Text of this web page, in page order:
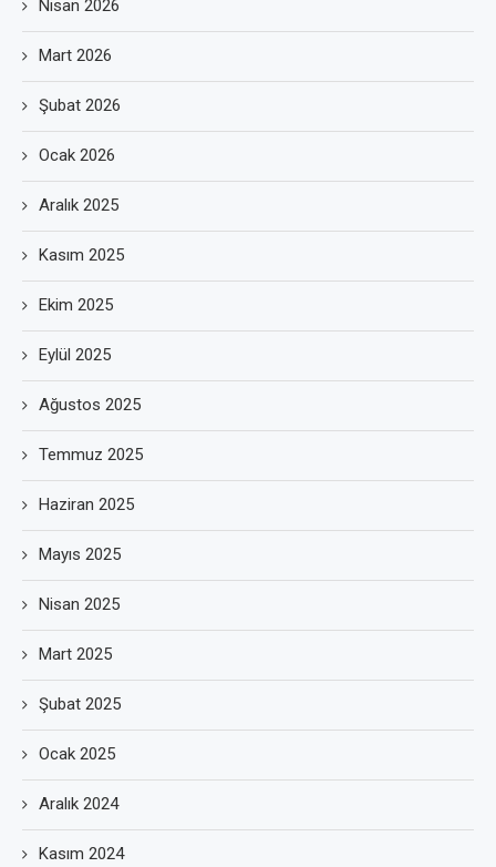
Nisan 2026
Mart 2026
Şubat 2026
Ocak 2026
Aralık 2025
Kasım 2025
Ekim 2025
Eylül 2025
Ağustos 2025
Temmuz 2025
Haziran 2025
Mayıs 2025
Nisan 2025
Mart 2025
Şubat 2025
Ocak 2025
Aralık 2024
Kasım 2024